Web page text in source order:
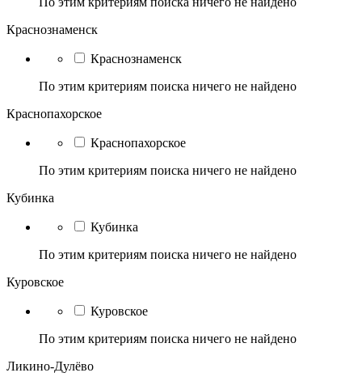
Краснознаменск
Краснознаменск
По этим критериям поиска ничего не найдено
Краснопахорское
Краснопахорское
По этим критериям поиска ничего не найдено
Кубинка
Кубинка
По этим критериям поиска ничего не найдено
Куровское
Куровское
По этим критериям поиска ничего не найдено
Ликино-Дулёво